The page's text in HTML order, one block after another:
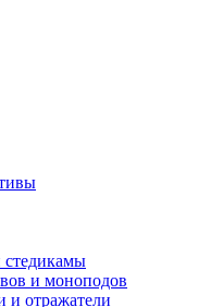
и моноподов
и отражатели